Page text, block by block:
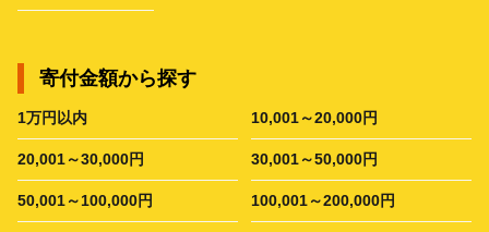
寄付金額から探す
1万円以内 10,001～20,000円
20,001～30,000円 30,001～50,000円
50,001～100,000円 100,001～200,000円